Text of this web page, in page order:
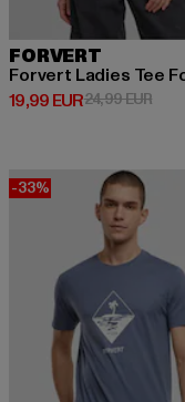
FORVERT
Forvert Ladies Tee
19,99 EUR
Derzeitiger Preis: 19,99
24,99 EUR
-33%